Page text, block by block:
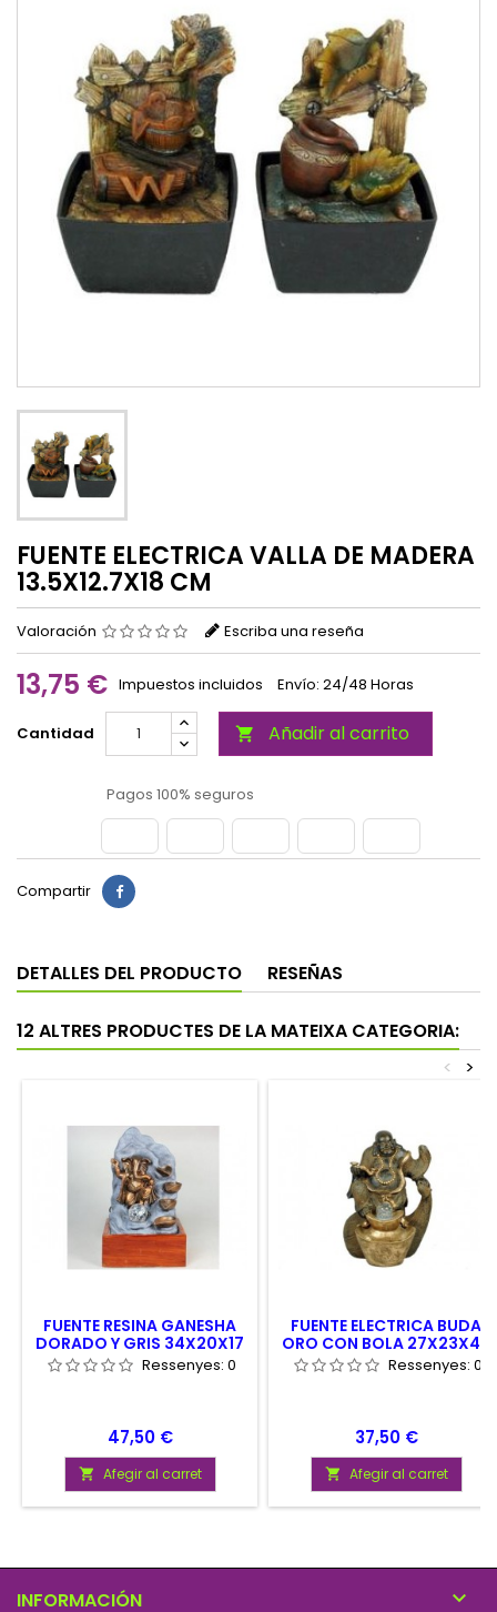
FUENTE ELECTRICA VALLA DE MADERA
13.5X12.7X18 CM
Valoración Escriba una reseña
13,75 € Impuestos incluidos Envío: 24/48 Horas
Cantidad  Añadir al carrito
Pagos 100% seguros
Compartir
DETALLES DEL PRODUCTO RESEÑAS
12 ALTRES PRODUCTES DE LA MATEIXA CATEGORIA:
>
<
FUENTE RESINA GANESHA
DORADO Y GRIS 34X20X17
CMRessenyes: 0
Preu
47,50 €
 Afegir al carret
FUENTE ELECTRICA BUDA
ORO CON BOLA 27X23X40
CMRessenyes: 0
Preu
37,50 €
 Afegir al carret
INFORMACIÓN 